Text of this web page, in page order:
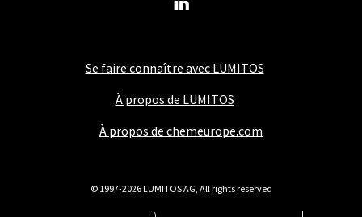
Se faire connaître avec LUMITOS
À propos de LUMITOS
À propos de chemeurope.com
© 1997-2026 LUMITOS AG, All rights reserved